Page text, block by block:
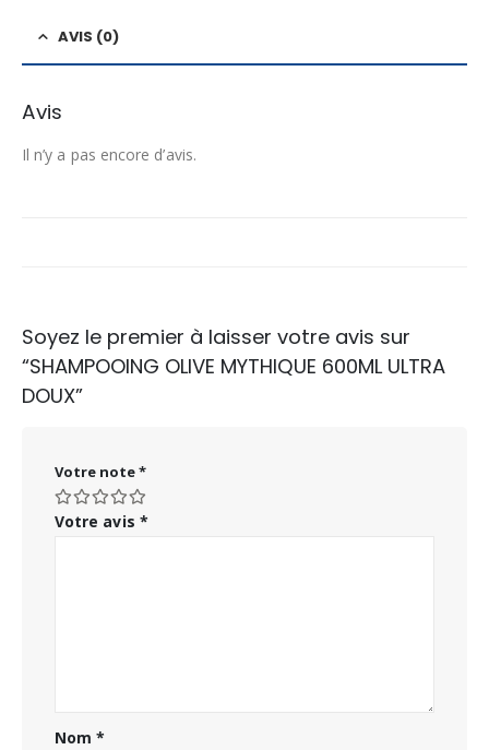
AVIS (0)
Avis
Il n’y a pas encore d’avis.
Soyez le premier à laisser votre avis sur
“SHAMPOOING OLIVE MYTHIQUE 600ML ULTRA
DOUX”
Votre note*
Votre avis *
Nom*